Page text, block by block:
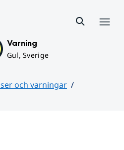
Varning
Gul, Sverige
och varningar